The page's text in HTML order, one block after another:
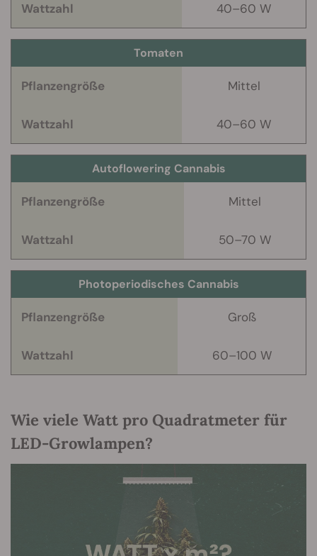
Wattzahl 40–60 W
Tomaten
Pflanzengröße Mittel
Wattzahl 40–60 W
Autoflowering Cannabis
Pflanzengröße Mittel
Wattzahl 50–70 W
Photoperiodisches Cannabis
Pflanzengröße Groß
Wattzahl 60–100 W
Wie viele Watt pro Quadratmeter für
LED-Growlampen?